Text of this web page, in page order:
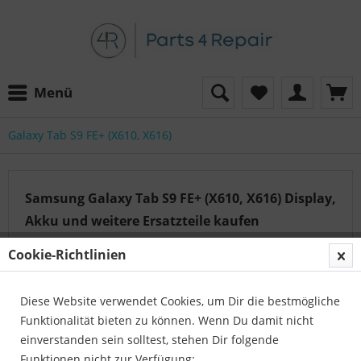
Menü
Galaxy Tab S9 FE+ (X610, X616)
Samsung Galaxy Tab S9 FE+ (X610, X616) Display,
Akku und weitere Ersatzteile kaufen
Unser Serviceteam hilft Ihnen gerne weiter:
Parts4Repair - Kundenservice
Telefon:04422 996 814 01
Cookie-Richtlinien
Diese Website verwendet Cookies, um Dir die bestmögliche
Funktionalität bieten zu können. Wenn Du damit nicht
einverstanden sein solltest, stehen Dir folgende